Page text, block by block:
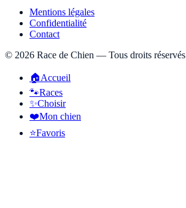
Mentions légales
Confidentialité
Contact
© 2026 Race de Chien — Tous droits réservés
🏠Accueil
🐾Races
✨Choisir
❤️Mon chien
⭐Favoris